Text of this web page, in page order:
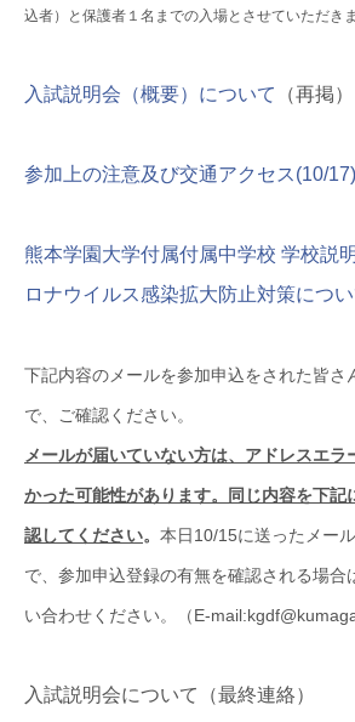
込者）と保護者１名までの入場とさせていただきま
入試説明会（概要）について （再掲）
参加上の注意及び交通アクセス(10/17)
熊本学園大学付属付属中学校 学校説
ロナウイルス感染拡大防止対策につ
下記内容のメールを参加申込をされた皆さ
で、ご確認ください。
メールが届いていない方は、アドレスエラ
かった可能性があります。同じ内容を下記
認してください。 本日10/15に送ったメー
で、参加申込登録の有無を確認される場合
い合わせください。（E-
入試説明会について（最終連絡）